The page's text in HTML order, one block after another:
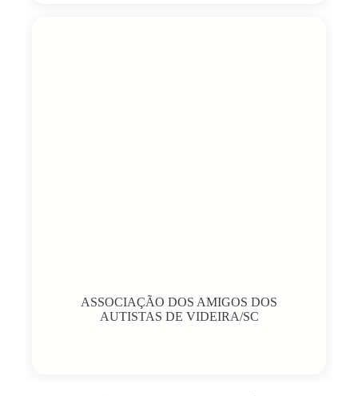
ASSOCIAÇÃO DOS AMIGOS DOS
AUTISTAS DE VIDEIRA/SC